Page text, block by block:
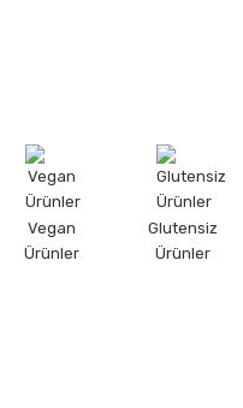
Vegan
Ürünler
Glutensiz
Ürünler